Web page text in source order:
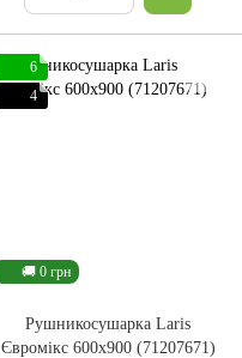
🚚 0 грн
6
4
Рушникосушарка Laris
Євромікс 600x900 (71207671)